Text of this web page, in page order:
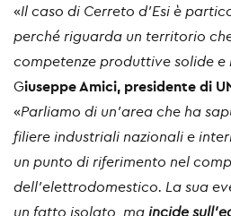
«Il caso di Cerreto d’Esi è
perché riguarda un territorio
competenze produttive solide e
Giuseppe Amici, presidente di
«Parliamo di un’area che ha
filiere industriali nazionali e
un punto di riferimento nel
dell’elettrodomestico. La sua
un fatto isolato, ma incide